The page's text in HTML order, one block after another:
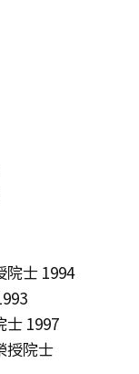
院士 1994
士 1997
授院士